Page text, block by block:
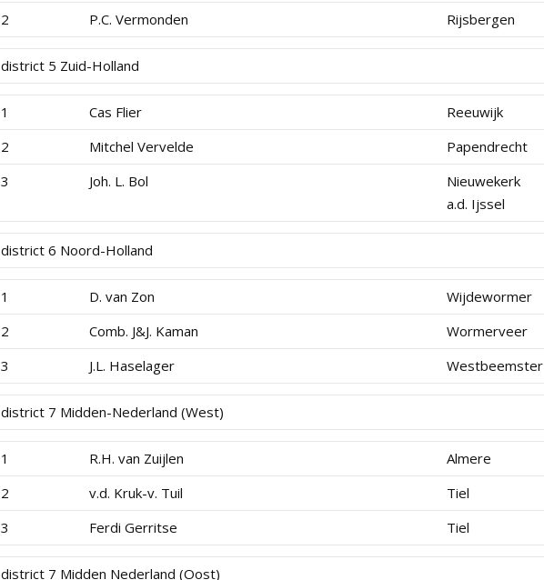
2
P.C. Vermonden Rijsbergen
district 5 Zuid-Holland
1 Cas Flier
Reeuwijk
2
Mitchel Vervelde
Papendrecht
3
Joh. L. Bol
Nieuwekerk
a.d. Ijssel
district 6 Noord-Holland
1 D. van Zon
Wijdewormer
2
Comb. J&J. Kaman
Wormerveer
3
J.L. Haselager Westbeemster
district 7 Midden-Nederland (West)
1 R.H. van Zuijlen
Almere
2
v.d. Kruk-v. Tuil
Tiel
3
Ferdi Gerritse Tiel
district 7 Midden Nederland (Oost)